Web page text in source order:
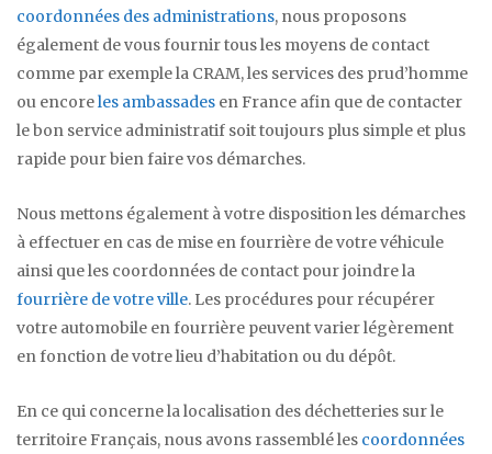
coordonnées des administrations, nous proposons
également de vous fournir tous les moyens de contact
comme par exemple la CRAM, les services des prud’homme
ou encoreles ambassades en France afin que de contacter
le bon service administratif soit toujours plus simple et plus
rapide pour bien faire vos démarches.
Nous mettons également à votre disposition les démarches
à effectuer en cas de mise en fourrière de votre véhicule
ainsi que les coordonnées de contact pour joindre la
fourrière de votre ville. Les procédures pour récupérer
votre automobile en fourrière peuvent varier légèrement
en fonction de votre lieu d’habitation ou du dépôt.
En ce qui concerne la localisation des déchetteries sur le
territoire Français, nous avons rassemblé les coordonnées